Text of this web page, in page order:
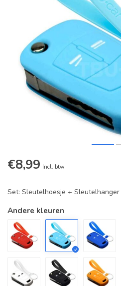
€8,99 Incl. btw
Set: Sleutelhoesje + Sleutelhanger
Andere kleuren